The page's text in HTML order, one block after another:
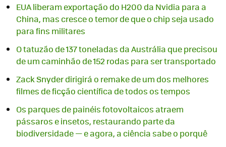
EUA liberam exportação do H200 da Nvidia para a
China, mas cresce o temor de que o chip seja usado
para fins militares
O tatuzão de 137 toneladas da Austrália que precisou
de um caminhão de 152 rodas para ser transportado
Zack Snyder dirigirá o remake de um dos melhores
filmes de ficção científica de todos os tempos
Os parques de painéis fotovoltaicos atraem
pássaros e insetos, restaurando parte da
biodiversidade — e agora, a ciência sabe o porquê